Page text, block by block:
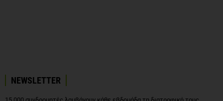
NEWSLETTER